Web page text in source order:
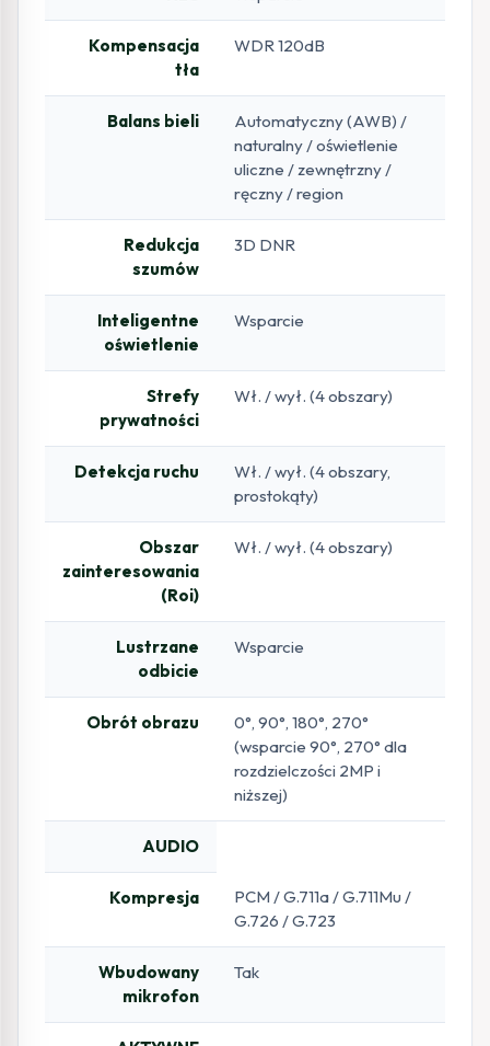
Kompensacja
tła
WDR 120dB
Balans bieli
Automatyczny (AWB) /
naturalny / oświetlenie
uliczne / zewnętrzny /
ręczny / region
Redukcja
szumów
3D DNR
Inteligentne
oświetlenie
Wsparcie
Strefy
prywatności
Wł. / wył. (4 obszary)
Detekcja ruchu
Wł. / wył. (4 obszary,
prostokąty)
Obszar
zainteresowania
(Roi)
Wł. / wył. (4 obszary)
Lustrzane
odbicie
Wsparcie
Obrót obrazu
0°, 90°, 180°, 270°
(wsparcie 90°, 270° dla
rozdzielczości 2MP i
niższej)
AUDIO
Kompresja
PCM / G.711a / G.711Mu /
G.726 / G.723
Wbudowany
mikrofon
Tak